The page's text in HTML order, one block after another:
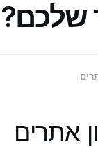
שלכם?
אתרים